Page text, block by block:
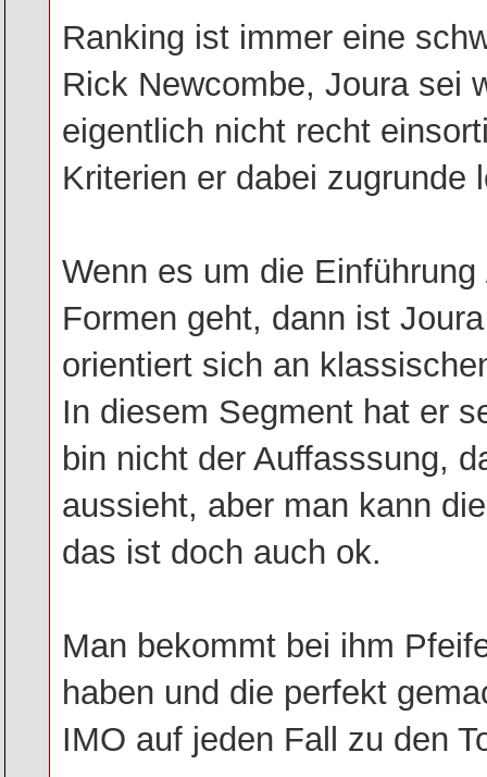
Ranking ist immer eine
Rick Newcombe, Joura sei
eigentlich nicht recht
Kriterien er dabei zugrunde
Wenn es um die
Formen geht, dann ist
orientiert sich an
In diesem Segment hat er
bin nicht der Auffasssung,
aussieht, aber man kann
das ist doch auch ok.
Man bekommt bei ihm
haben und die perfekt
IMO auf jeden Fall zu den